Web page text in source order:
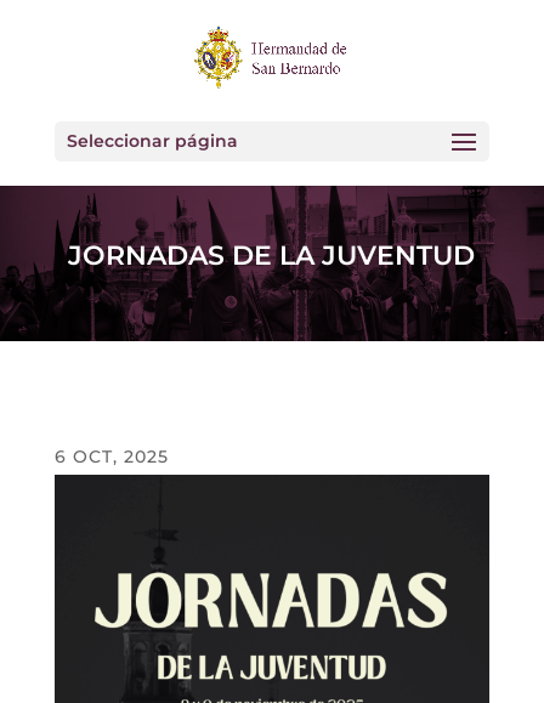
Seleccionar página
JORNADAS DE LA JUVENTUD
6 OCT, 2025